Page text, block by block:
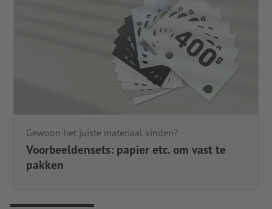
Gewoon het juiste materiaal vinden?
Voorbeeldensets: papier etc. om vast te
pakken